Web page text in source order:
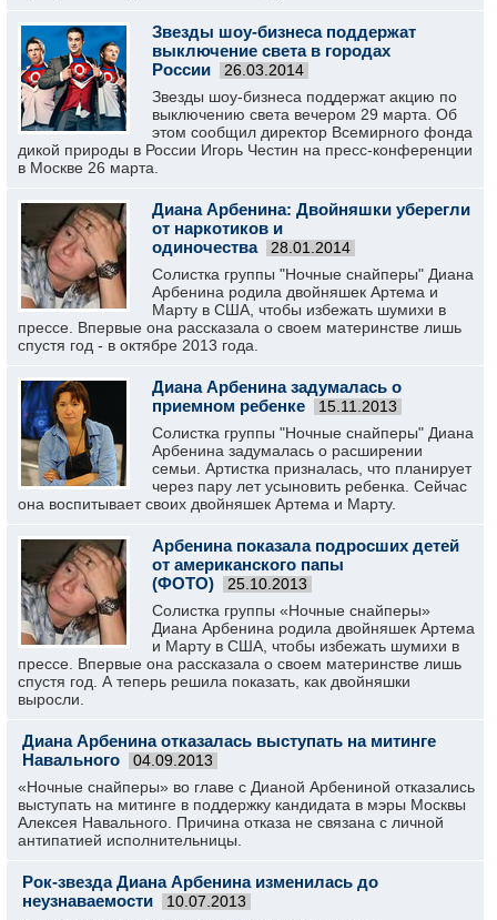
Звезды шоу-бизнеса поддержат
выключение света в городах
России
26.03.2014
Звезды шоу-бизнеса поддержат акцию по
выключению света вечером 29 марта. Об
этом сообщил директор Всемирного фонда
дикой природы в России Игорь Честин на пресс-конференции
в Москве 26 марта.
Диана Арбенина: Двойняшки уберегли
от наркотиков и
одиночества
28.01.2014
Солистка группы "Ночные снайперы" Диана
Арбенина родила двойняшек Артема и
Марту в США, чтобы избежать шумихи в
прессе. Впервые она рассказала о своем материнстве лишь
спустя год - в октябре 2013 года.
Диана Арбенина задумалась о
приемном ребенке
15.11.2013
Солистка группы "Ночные снайперы" Диана
Арбенина задумалась о расширении
семьи. Артистка призналась, что планирует
через пару лет усыновить ребенка. Сейчас
она воспитывает своих двойняшек Артема и Марту.
Арбенина показала подросших детей
от американского папы
(ФОТО)
25.10.2013
Солистка группы «Ночные снайперы»
Диана Арбенина родила двойняшек Артема
и Марту в США, чтобы избежать шумихи в
прессе. Впервые она рассказала о своем материнстве лишь
спустя год. А теперь решила показать, как двойняшки
выросли.
Диана Арбенина отказалась выступать на митинге
Навального
04.09.2013
«Ночные снайперы» во главе с Дианой Арбениной отказались
выступать на митинге в поддержку кандидата в мэры Москвы
Алексея Навального. Причина отказа не связана с личной
антипатией исполнительницы.
Рок-звезда Диана Арбенина изменилась до
неузнаваемости
10.07.2013